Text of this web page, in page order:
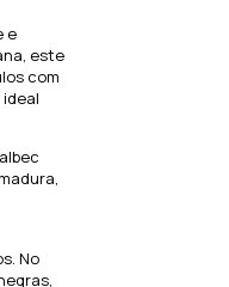
e
este
com
No